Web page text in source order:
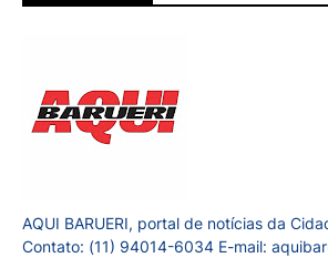
AQUI BARUERI, portal de notícias da
Contato: (11) 94014-6034 E-mail: